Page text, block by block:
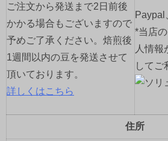
ご注文から発送まで2日前後
かかる場合もございますので
予めご了承ください。焙煎後
1週間以内の豆を発送させて
頂いております。
詳しくはこちら
Paypal
*当店
人情報
してご
住所